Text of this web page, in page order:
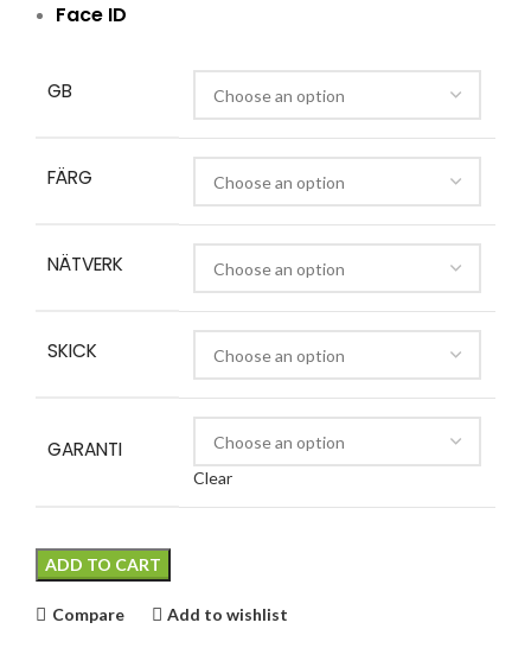
Face ID
GB
FÄRG
NÄTVERK
SKICK
GARANTI
Clear
ADD TO CART
Compare Add to wishlist